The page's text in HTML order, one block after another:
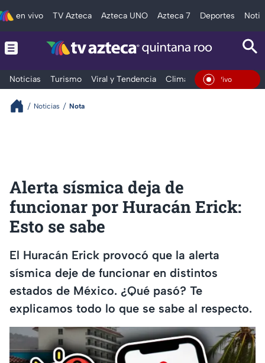
en vivo TV Azteca Azteca UNO Azteca 7 Deportes
Noticias Turismo Viral y Tendencia Clima Tráfico
En Vivo
Noticias Nota
Alerta sísmica deja de
funcionar por Huracán Erick:
Esto se sabe
El Huracán Erick provocó que la alerta
sísmica deje de funcionar en distintos
estados de México. ¿Qué pasó? Te
explicamos todo lo que se sabe al respecto.